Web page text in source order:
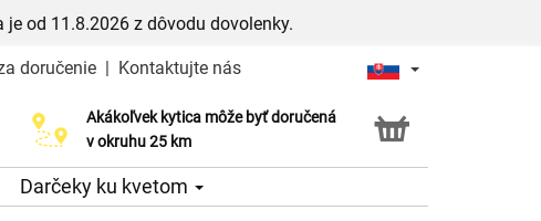
od 11.8.2026 z dôvodu dovolenky.
doručenie | Kontaktujte nás
Akákoľvek kytica môže byť doručená
v okruhu 25 km
Služba Click & Collect
Darčeky ku kvetom